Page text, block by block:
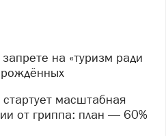
от гриппа: план — 60%